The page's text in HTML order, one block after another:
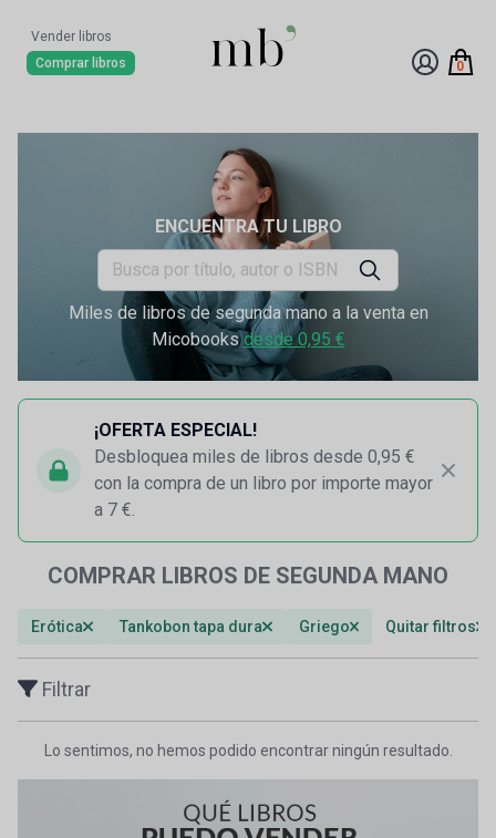
Vender libros
Comprar libros
0
ENCUENTRA TU LIBRO
Miles de libros de segunda mano a la venta en
Micobooksdesde 0,95 €
¡OFERTA ESPECIAL!
Desbloquea miles de libros desde 0,95 €
con la compra de un libro por importe mayor
a 7 €.
COMPRAR LIBROS DE SEGUNDA MANO
Erótica Tankobon tapa dura Griego Quitar filtros
Filtrar
Lo sentimos, no hemos podido encontrar ningún resultado.